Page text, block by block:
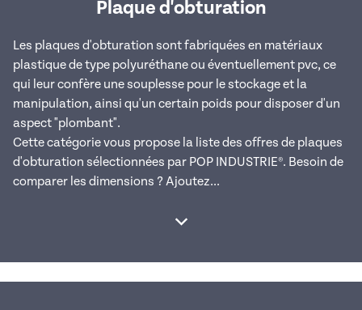
Plaque d'obturation
Les plaques d'obturation sont fabriquées en matériaux
plastique de type polyuréthane ou éventuellement pvc, ce
qui leur confère une souplesse pour le stockage et la
manipulation, ainsi qu'un certain poids pour disposer d'un
aspect "plombant".
Cette catégorie vous propose la liste des offres de plaques
d'obturation sélectionnées par POP INDUSTRIE®. Besoin de
comparer les dimensions ? Ajoutez...
Afficher la suite